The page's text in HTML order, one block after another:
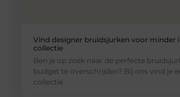
Vind designer bruidsjurken voor minder
collectie
Ben je op zoek naar de perfecte
budget te overschrijden? Bij ons vind je
collectie